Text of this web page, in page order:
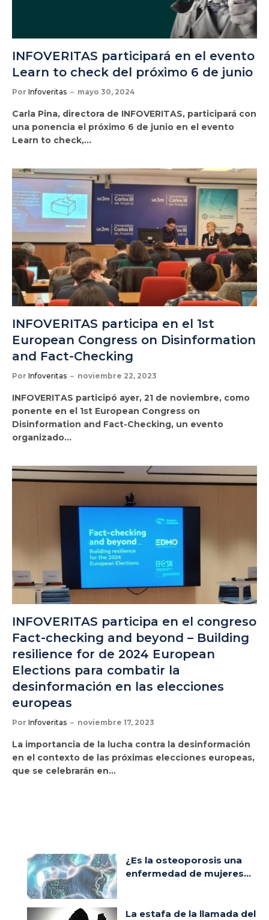
INFOVERITAS participará en el evento
Learn to check del próximo 6 de junio
Por Infoveritas mayo 30, 2024
Carla Pina, directora de INFOVERITAS, participará con
una ponencia el próximo 6 de junio en el evento
Learn to check,…
INFOVERITAS participa en el 1st
European Congress on Disinformation
and Fact-Checking
Por Infoveritas noviembre 22, 2023
INFOVERITAS participó ayer, 21 de noviembre, como
ponente en el 1st European Congress on
Disinformation and Fact-Checking, un evento
organizado…
INFOVERITAS participa en el congreso
Fact-checking and beyond – Building
resilience for de 2024 European
Elections para combatir la
desinformación en las elecciones
europeas
Por Infoveritas noviembre 17, 2023
La importancia de la lucha contra la desinformación
en el contexto de las próximas elecciones europeas,
que se celebrarán en…
¿Es la osteoporosis una
enfermedad de mujeres...
La estafa de la llamada del